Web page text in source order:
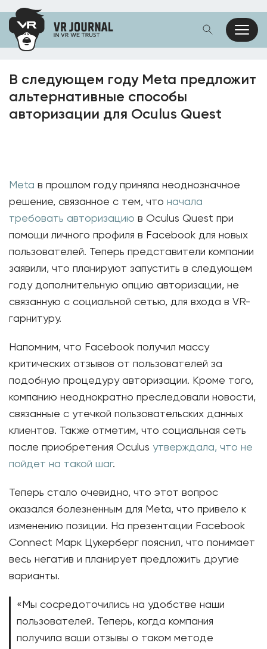
В следующем году Meta предложит
альтернативные способы
авторизации для Oculus Quest
Meta в прошлом году приняла неоднозначное
решение, связанное с тем, что начала
требовать авторизацию в Oculus Quest при
помощи личного профиля в Facebook для новых
пользователей. Теперь представители компании
заявили, что планируют запустить в следующем
году дополнительную опцию авторизации, не
связанную с социальной сетью, для входа в VR-
гарнитуру.
Напомним, что Facebook получил массу
критических отзывов от пользователей за
подобную процедуру авторизации. Кроме того,
компанию неоднократно преследовали новости,
связанные с утечкой пользовательских данных
клиентов. Также отметим, что социальная сеть
после приобретения Oculus утверждала, что не
пойдет на такой шаг.
Теперь стало очевидно, что этот вопрос
оказался болезненным для Meta, что привело к
изменению позиции. На презентации Facebook
Connect Марк Цукерберг пояснил, что понимает
весь негатив и планирует предложить другие
варианты.
«Мы сосредоточились на удобстве наши
пользователей. Теперь, когда компания
получила ваши отзывы о таком методе